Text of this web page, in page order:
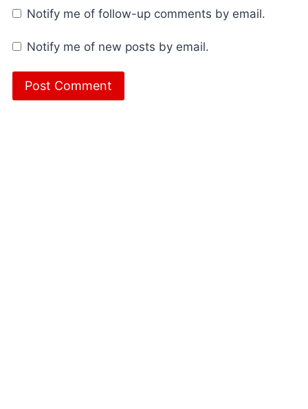
Notify me of follow-up comments by email.
Notify me of new posts by email.